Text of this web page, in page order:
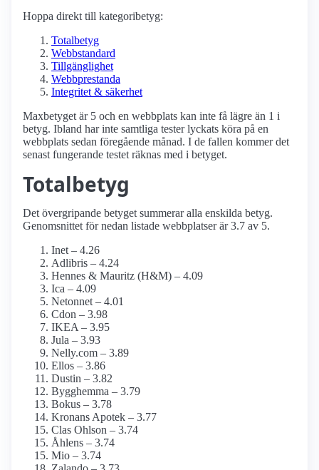
Hoppa direkt till kategoribetyg:
Totalbetyg
Webbstandard
Tillgänglighet
Webbprestanda
Integritet & säkerhet
Maxbetyget är 5 och en webbplats kan inte få lägre än 1 i
betyg. Ibland har inte samtliga tester lyckats köra på en
webbplats sedan föregående månad. I de fallen kommer det
senast fungerande testet räknas med i betyget.
Totalbetyg
Det övergripande betyget summerar alla enskilda betyg.
Genomsnittet för nedan listade webbplatser är 3.7 av 5.
Inet – 4.26
Adlibris – 4.24
Hennes & Mauritz (H&M) – 4.09
Ica – 4.09
Netonnet – 4.01
Cdon – 3.98
IKEA – 3.95
Jula – 3.93
Nelly.com – 3.89
Ellos – 3.86
Dustin – 3.82
Bygghemma – 3.79
Bokus – 3.78
Kronans Apotek – 3.77
Clas Ohlson – 3.74
Åhlens – 3.74
Mio – 3.74